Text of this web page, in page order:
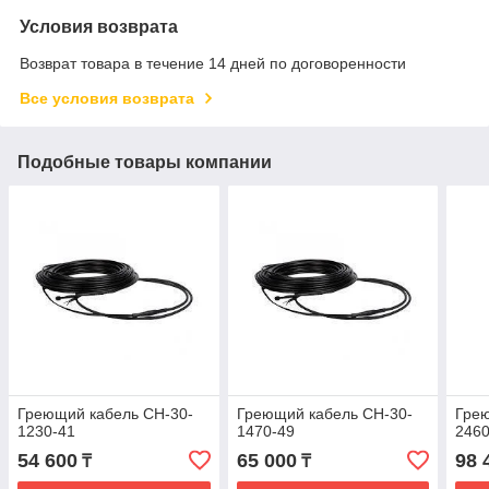
Условия возврата
Возврат товара в течение 14 дней по договоренности
Все условия возврата
Подобные товары компании
Греющий кабель СН-30-
1230-41
54 600 ₸
Греющий кабель СН-30-
1470-49
65 000₸ 98